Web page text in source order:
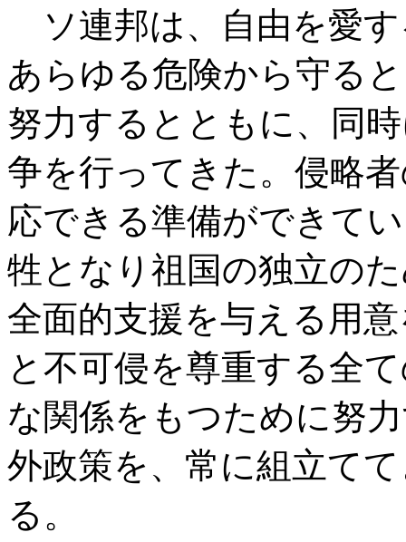
ソ連邦は、自由を愛
あらゆる危険から守る
努力するとともに、同
争を行ってきた。侵略
応できる準備ができて
牲となり祖国の独立の
全面的支援を与える用
と不可侵を尊重する全
な関係をもつために努
外政策を、常に組立て
る。